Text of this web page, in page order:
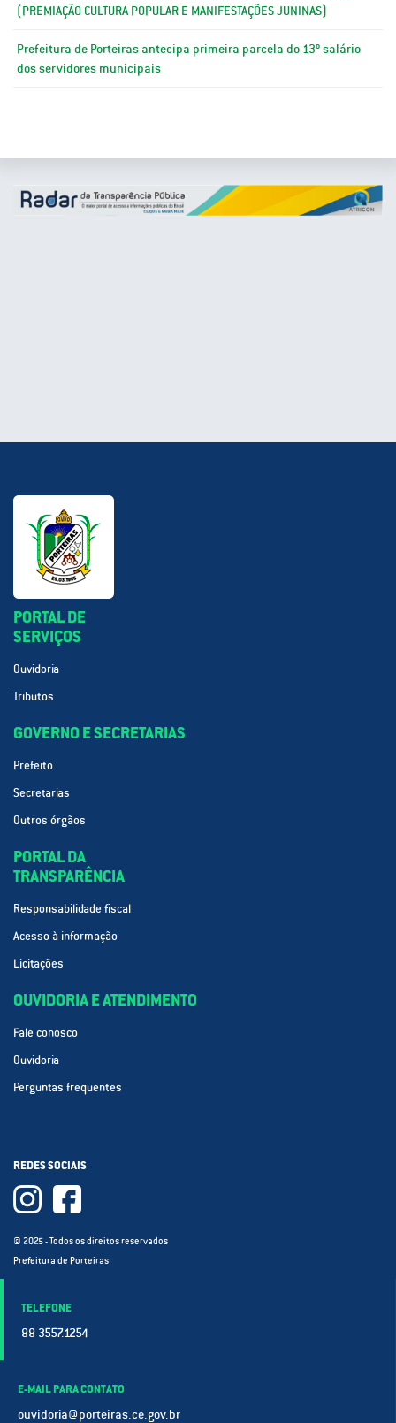
(PREMIAÇÃO CULTURA POPULAR E MANIFESTAÇÕES JUNINAS)
Prefeitura de Porteiras antecipa primeira parcela do 13º salário
dos servidores municipais
PORTAL DE
SERVIÇOS
Ouvidoria
Tributos
GOVERNO E SECRETARIAS
Prefeito
Secretarias
Outros órgãos
PORTAL DA
TRANSPARÊNCIA
Responsabilidade fiscal
Acesso à informação
Licitações
OUVIDORIA E ATENDIMENTO
Fale conosco
Ouvidoria
Perguntas frequentes
REDES SOCIAIS
© 2025 - Todos os direitos reservados
Prefeitura de Porteiras
TELEFONE
88 3557.1254
E-MAIL PARA CONTATO
ouvidoria@porteiras.ce.gov.br